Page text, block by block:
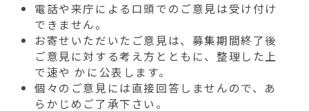
電話や来庁による口頭でのご意見は受け付け
できません。
お寄せいただいたご意見は、募集期間終了後
ご意見に対する考え方とともに、整理した上
で速や かに公表します。
個々のご意見には直接回答しませんので、あ
らかじめご了承下さい。